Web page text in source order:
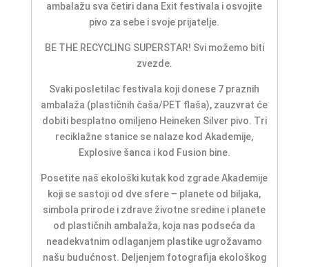
ambalažu sva četiri dana Exit festivala i osvojite
pivo za sebe i svoje prijatelje.
BE THE RECYCLING SUPERSTAR! Svi možemo biti
zvezde.
Svaki posletilac festivala koji donese 7 praznih
ambalaža (plastičnih čaša/PET flaša), zauzvrat će
dobiti besplatno omiljeno Heineken Silver pivo. Tri
reciklažne stanice se nalaze kod Akademije,
Explosive šanca i kod Fusion bine.
Posetite naš ekološki kutak kod zgrade Akademije
koji se sastoji od dve sfere – planete od biljaka,
simbola prirode i zdrave životne sredine i planete
od plastičnih ambalaža, koja nas podseća da
neadekvatnim odlaganjem plastike ugrožavamo
našu budućnost. Deljenjem fotografija ekološkog